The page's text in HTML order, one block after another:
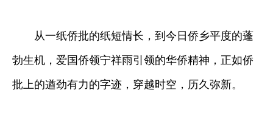
从一纸侨批的纸短情长，到今日侨乡平度的蓬
勃生机，爱国侨领宁祥雨引领的华侨精神，正如侨
批上的遒劲有力的字迹，穿越时空，历久弥新。